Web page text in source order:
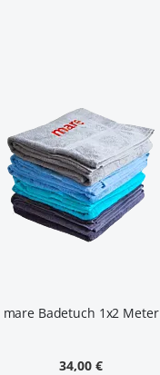
mare Badetuch 1x2 Meter
34,00 €